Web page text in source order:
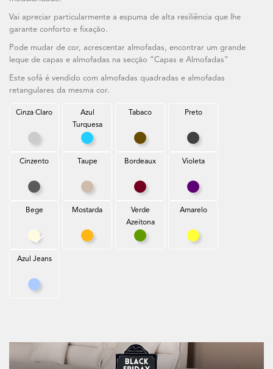
Vai apreciar particularmente a espuma de alta resiliência que lhe
garante conforto e fixação.
Pode mudar de cor, acrescentar almofadas, encontrar um grande
leque de capas e almofadas na secção “Capas e Almofadas”
Este sofá é vendido com almofadas quadradas e almofadas
retangulares da mesma cor.
Cinza Claro
Azul
Turquesa
Azul Turquesa
Tabaco
Tabaco
Preto
Preto
Cinzento
Cinzento
Taupe
Taupe
Bordeaux
Bordeaux
Violeta
Violeta
Bege
Bege
Mostarda
Mostarda
Verde
Azeitona
Verde Azeitona
Amarelo
Amarelo
Azul Jeans
Azul Jeans